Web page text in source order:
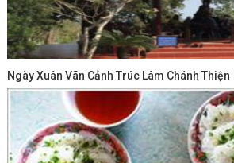
Ngày Xuân Vãn Cảnh Trúc Lâm Chánh Thiện